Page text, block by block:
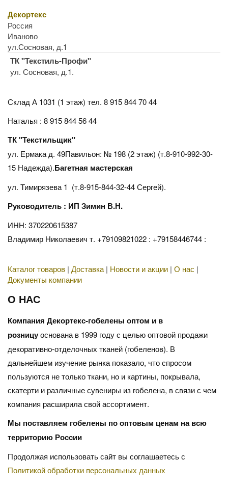
Декортекс
Россия
Иваново
ул.Сосновая, д.1
ТК "Текстиль-Профи"
ул. Сосновая, д.1.
Склад А 1031 (1 этаж) тел. 8 915 844 70 44
Наталья : 8 915 844 56 44
ТК "Текстильщик"
ул. Ермака д. 49Павильон: № 198 (2 этаж) (т.8-910-992-30-
15 Надежда).Багетная мастерская
ул. Тимирязева 1 (т.8-915-844-32-44 Сергей).
Руководитель : ИП Зимин В.Н.
ИНН: 370220615387
Владимир Николаевич т. +79109821022 : +79158446744 :
Каталог товаров | Доставка| Новости и акции | О нас |
Документы компании
О НАС
Компания Декортекс-гобелены оптом и в
розницуоснована в 1999 году с целью оптовой продажи
декоративно-отделочных тканей (гобеленов). В
дальнейшем изучение рынка показало, что спросом
пользуются не только ткани, но и картины, покрывала,
скатерти и различные сувениры из гобелена, в связи с чем
компания расширила свой ассортимент.
Мы поставляем гобелены по оптовым ценам на всю
территорию России
Продолжая использовать сайт вы соглашаетесь с
Политикой обработки персональных данных